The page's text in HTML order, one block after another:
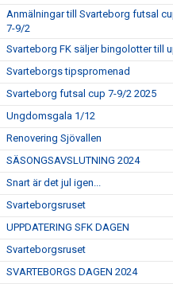
Anmälningar till Svarteborg futsal
7-9/2
Svarteborg FK säljer bingolotter till
Svarteborgs tipspromenad
Svarteborg futsal cup 7-9/2 2025
Ungdomsgala 1/12
Renovering Sjövallen
SÄSONGSAVSLUTNING 2024
Snart är det jul igen...
Svarteborgsruset
UPPDATERING SFK DAGEN
Svarteborgsruset
SVARTEBORGS DAGEN 2024